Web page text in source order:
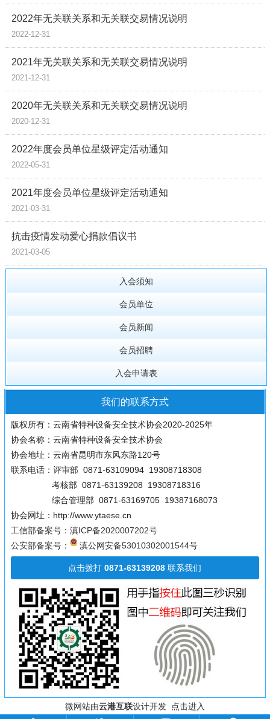
2022年无关联关系和无关联交易情况说明
2022-12-31
2021年无关联关系和无关联交易情况说明
2021-12-31
2020年无关联关系和无关联交易情况说明
2020-12-31
2022年度会员单位星级评定活动通知
2022-05-31
2021年度会员单位星级评定活动通知
2021-03-31
抗击疫情发动爱心捐款倡议书
2021-03-05
入会须知
会员单位
会员新闻
会员招聘
入会申请表
我们的联系方式
版权所有：云南省特种设备安全技术协会2020-2025年
协会名称：云南省特种设备安全技术协会
协会地址：云南省昆明市东风东路120号
联系电话：评审部 0871-63109094 19308718308
考核部 0871-63139208 19308718316
综合管理部 0871-63169705 19387168073
协会网址：http://www.ytaese.cn
工信部备案号：滇ICP备2020007202号
公安部备案号：
滇公网安备53010302001544号
点击拨打0871-63139208 联系我们
微网站由云港互联设计开发 点击进入